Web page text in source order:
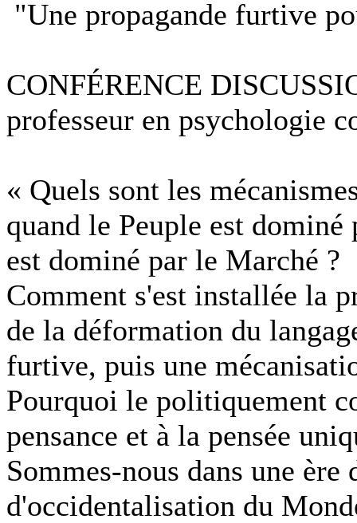
"Une propagande furtive
CONFÉRENCE
professeur en psychologie
« Quels sont les
quand le Peuple est
est dominé par le Marché ?
Comment s'est installée la
de la déformation du
furtive, puis une
Pourquoi le politiquement
pensance et à la pensée
Sommes-nous dans une
d'occidentalisation du